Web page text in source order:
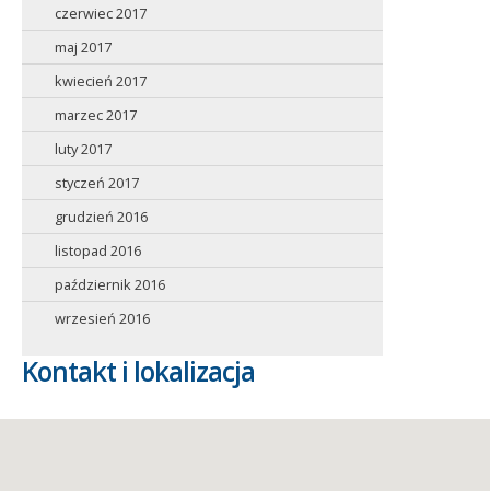
czerwiec 2017
maj 2017
kwiecień 2017
marzec 2017
luty 2017
styczeń 2017
grudzień 2016
listopad 2016
październik 2016
wrzesień 2016
Kontakt i lokalizacja